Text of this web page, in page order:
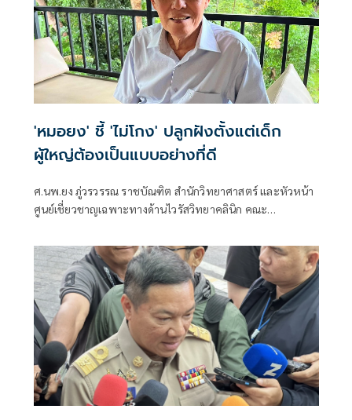
'หมอยง' ชี้ 'ไม่โกง' ปลูกฝังตั้งแต่เด็ก
ผู้ใหญ่ต้องเป็นแบบอย่างที่ดี
ศ.นพ.ยง ภู่วรวรรณ ราชบัณฑิต สำนักวิทยาศาสตร์ และหัวหน้า
ศูนย์เชี่ยวชาญเฉพาะทางด้านไวรัสวิทยาคลินิก คณะ
ซบุ๊กว่า ความซื่อสัตย์ ไม่คดโกงต้องปลูกฝังตั้งแต่ยังเด็ก